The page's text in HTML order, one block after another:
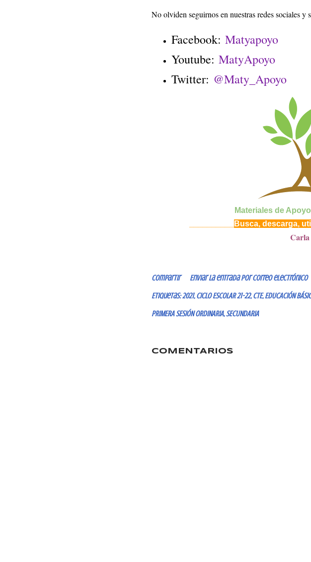
No olviden seguirnos en nuestras redes sociales y
Facebook: Matyapoyo
Youtube: MatyApoyo
Twitter: @Maty_Apoyo
Materiales de
Busca, descarga,
Carla
Compartir
Enviar la entrada por correo electrónico
Etiquetas:2021 CICLO ESCOLAR 21-22 CTE EDUCACIÓN
PRIMERA SESIÓN ORDINARIA SECUNDARIA
COMENTARIOS